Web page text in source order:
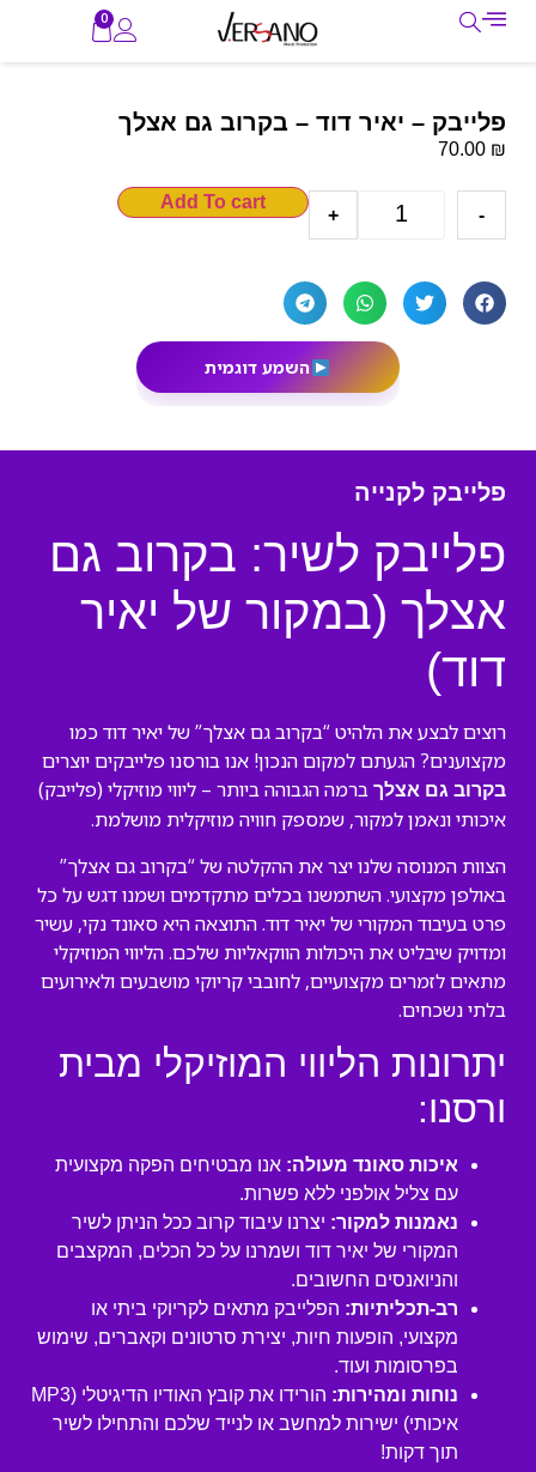
0
פלייבק – יאיר דוד – בקרוב גם אצלך
70.00 ₪
-
+
Add To cart
השמע דוגמית
פלייבק לקנייה
פלייבק לשיר: בקרוב גם
אצלך (במקור של יאיר
דוד)
רוצים לבצע את הלהיט “בקרוב גם אצלך” של יאיר דוד כמו
מקצוענים? הגעתם למקום הנכון! אנו בורסנו פלייבקים יוצרים
בקרוב גם אצלך ברמה הגבוהה ביותר – ליווי מוזיקלי (פלייבק)
איכותי ונאמן למקור, שמספק חוויה מוזיקלית מושלמת.
הצוות המנוסה שלנו יצר את ההקלטה של “בקרוב גם אצלך”
באולפן מקצועי. השתמשנו בכלים מתקדמים ושמנו דגש על כל
פרט בעיבוד המקורי של יאיר דוד. התוצאה היא סאונד נקי, עשיר
ומדויק שיבליט את היכולות הווקאליות שלכם. הליווי המוזיקלי
מתאים לזמרים מקצועיים, לחובבי קריוקי מושבעים ולאירועים
בלתי נשכחים.
יתרונות הליווי המוזיקלי מבית
ורסנו:
איכות סאונד מעולה: אנו מבטיחים הפקה מקצועית
עם צליל אולפני ללא פשרות.
נאמנות למקור: יצרנו עיבוד קרוב ככל הניתן לשיר
המקורי של יאיר דוד ושמרנו על כל הכלים, המקצבים
והניואנסים החשובים.
רב-תכליתיות: הפלייבק מתאים לקריוקי ביתי או
מקצועי, הופעות חיות, יצירת סרטונים וקאברים, שימוש
בפרסומות ועוד.
נוחות ומהירות:
הורידו את קובץ האודיו הדיגיטלי (MP3
איכותי) ישירות למחשב או לנייד שלכם והתחילו לשיר
תוך דקות!